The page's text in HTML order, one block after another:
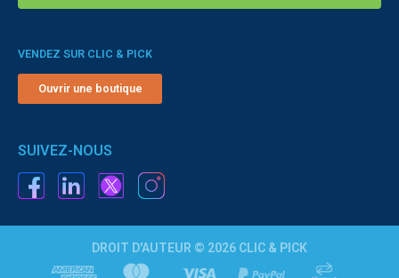
VENDEZ SUR CLIC & PICK
Ouvrir une boutique
SUIVEZ-NOUS
DROIT D'AUTEUR © 2026 CLIC & PICK